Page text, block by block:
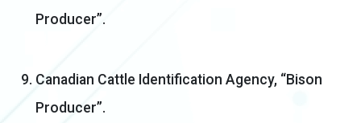
Producer”.
Canadian Cattle Identification Agency, “Bison
Producer”.